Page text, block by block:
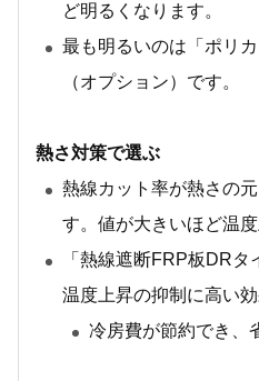
ど明るくなります。
最も明るいのは「ポリ
（オプション）です。
熱さ対策で選ぶ
熱線カット率が熱さの
す。値が大きいほど温
「熱線遮断FRP板DR
温度上昇の抑制に高い効
冷房費が節約でき、